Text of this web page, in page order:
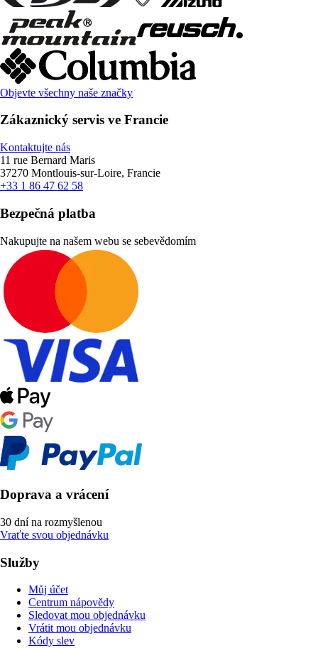
Objevte všechny naše značky
Zákaznický servis ve Francie
Kontaktujte nás
11 rue Bernard Maris
37270 Montlouis-sur-Loire, Francie
+33 1 86 47 62 58
Bezpečná platba
Nakupujte na našem webu se sebevědomím
Doprava a vrácení
30 dní na rozmyšlenou
Vraťte svou objednávku
Služby
Můj účet
Centrum nápovědy
Sledovat mou objednávku
Vrátit mou objednávku
Kódy slev